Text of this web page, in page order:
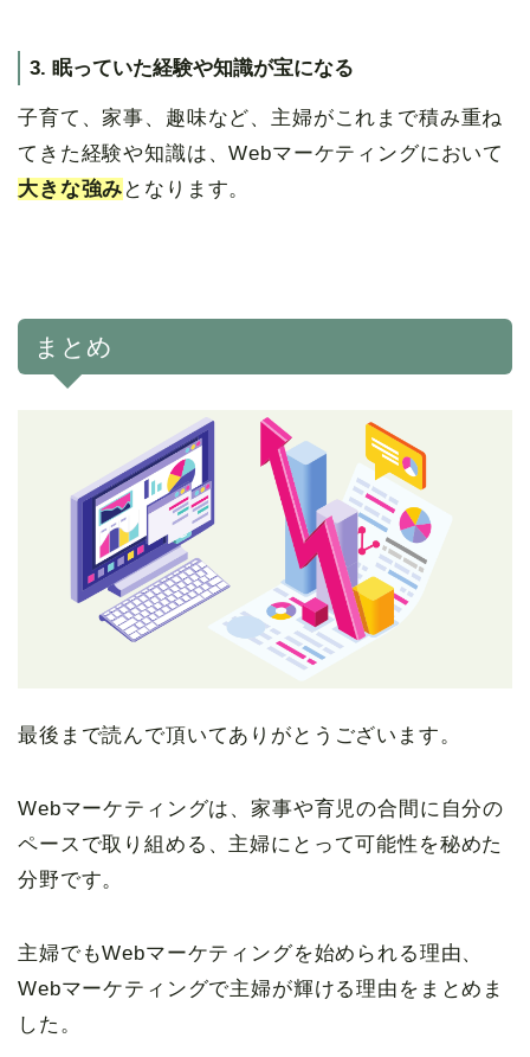
3. 眠っていた経験や知識が宝になる
子育て、家事、趣味など、主婦がこれまで積み重ね
てきた経験や知識は、Webマーケティングにおいて
大きな強み となります。
まとめ
最後まで読んで頂いてありがとうございます。
Webマーケティングは、家事や育児の合間に自分の
ペースで取り組める、主婦にとって可能性を秘めた
分野です。
主婦でもWebマーケティングを始められる理由、
Webマーケティングで主婦が輝ける理由をまとめま
した。